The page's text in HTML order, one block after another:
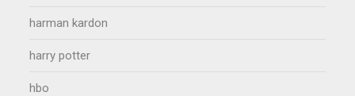
harman kardon
harry potter
hbo